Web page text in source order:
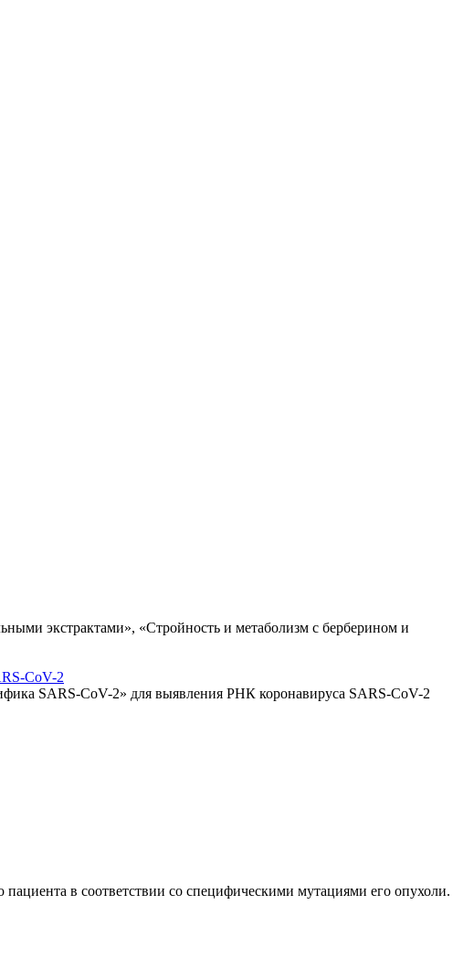
экстрактами», «Стройность и метаболизм с берберином и
CoV-2
SARS-CoV-2» для выявления РНК коронавируса SARS-CoV-2
в соответствии со специфическими мутациями его опухоли.